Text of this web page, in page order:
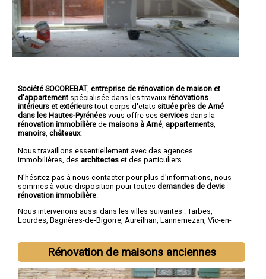
Société SOCOREBAT, entreprise de rénovation de maison et
d'appartement spécialisée dans les travaux rénovations
intérieurs et extérieurstout corps d'etats située près de Arné
dans les Hautes-Pyrénées vous offre ses services dans la
rénovation immobilière de maisons à Arné appartements
manoirs châteaux.
Nous travaillons essentiellement avec des agences
immobilières, des architectes et des particuliers.
N'hésitez pas à nous contacter pour plus d'informations, nous
sommes à votre disposition pour toutes demandes de devis
rénovation immobilière
Nous intervenons aussi dans les villes suivantes : Tarbes,
Lourdes, Bagnères-de-Bigorre, Aureilhan, Lannemezan, Vic-en-
Rénovation de maisons anciennes